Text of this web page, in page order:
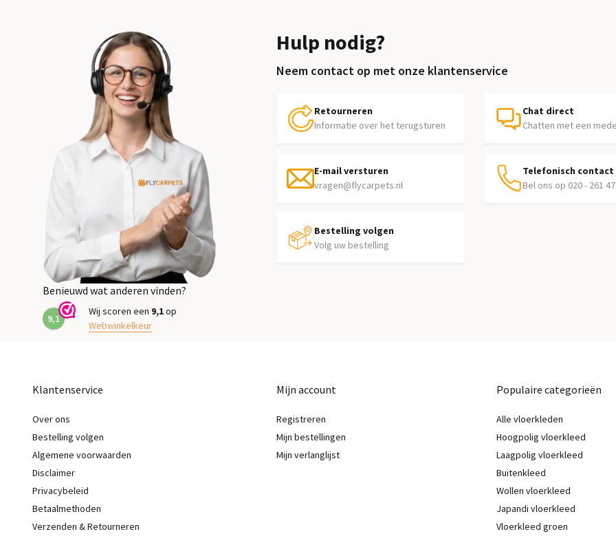
Hulp nodig?
Neem contact op met onze klantenservice
Retourneren
Informatie over het terugsturen
Chat direct
Chatten met een
E-mail versturen
vragen@flycarpets.nl
Telefonisch contact
Bel ons op 020 - 261
Bestelling volgen
Volg uw bestelling
Benieuwd wat anderen vinden?
9,1
Wij scoren een 9,1op
Webwinkelkeur
Klantenservice
Over ons
Bestelling volgen
Algemene voorwaarden
Disclaimer
Privacybeleid
Betaalmethoden
Verzenden & Retourneren
Mijn account
Registreren
Mijn bestellingen
Mijn verlanglijst
Populaire categorieën
Alle vloerkleden
Hoogpolig vloerkleed
Laagpolig vloerkleed
Buitenkleed
Wollen vloerkleed
Japandi vloerkleed
Vloerkleed groen